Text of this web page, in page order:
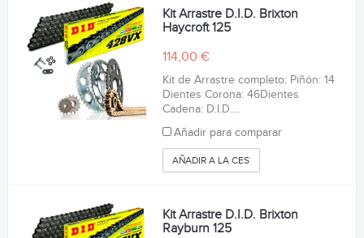
Kit Arrastre D.I.D. Brixton
Haycroft 125
114,00 €
Kit de Arrastre completo: Piñón: 14
Dientes Corona: 46Dientes
Cadena: D.I.D....
Añadir para comparar
AÑADIR A LA CESTA
Kit Arrastre D.I.D. Brixton
Rayburn 125